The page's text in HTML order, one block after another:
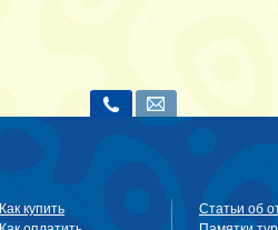
Как купить
Статьи об